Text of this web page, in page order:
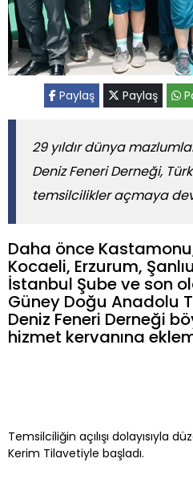
Paylaş Paylaş
29 yıldır dünya
Deniz Feneri Derneği,
temsilcilikler açmaya
Daha önce
Kocaeli, Erzurum,
İstanbul Şube ve son
Güney Doğu Anadolu
Deniz Feneri Derneği
hizmet kervanına
Temsilciliğin açılışı dolayısıyla
Kerim Tilavetiyle başladı.